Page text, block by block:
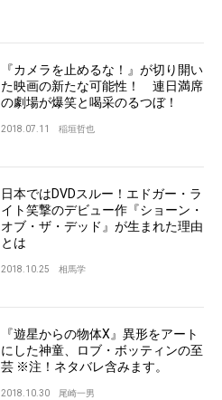
『カメラを止めるな！』が切り開い
た映画の新たな可能性！ 連日満席
の劇場が爆笑と喝采のるつぼ！
2018.07.11 稲垣哲也
日本ではDVDスルー！エドガー・ラ
イト笑撃のデビュー作『ショーン・
オブ・ザ・デッド』が生まれた理由
とは
2018.10.25 相馬学
『遊星からの物体X』異形をアート
にした神童、ロブ・ボッティンの至
芸 ※注！ネタバレ含みます。
2018.10.30 尾崎一男